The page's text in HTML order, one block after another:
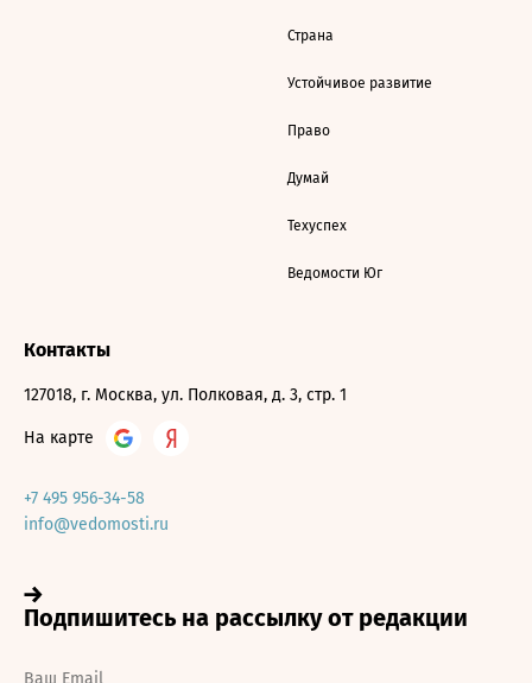
Страна
Устойчивое развитие
Право
Думай
Техуспех
Ведомости Юг
Контакты
127018, г. Москва, ул. Полковая, д. 3, стр. 1
На карте
+7 495 956-34-58
info@vedomosti.ru